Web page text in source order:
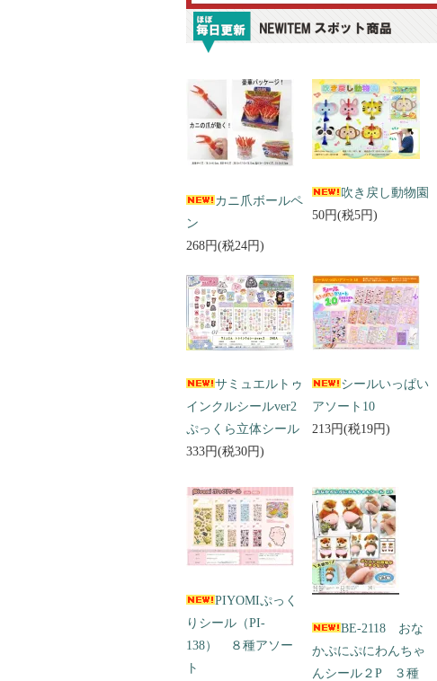
カニ爪ボールペ
ン
268円(税24円)
吹き戻し動物園
50円(税5円)
サミュエルトゥ
インクルシールver2
ぷっくら立体シール
333円(税30円)
シールいっぱい
アソート10
213円(税19円)
PIYOMIぷっく
りシール（PI-
138） ８種アソー
ト
BE-2118 おな
かぷにぷにわんちゃ
んシール２P ３種